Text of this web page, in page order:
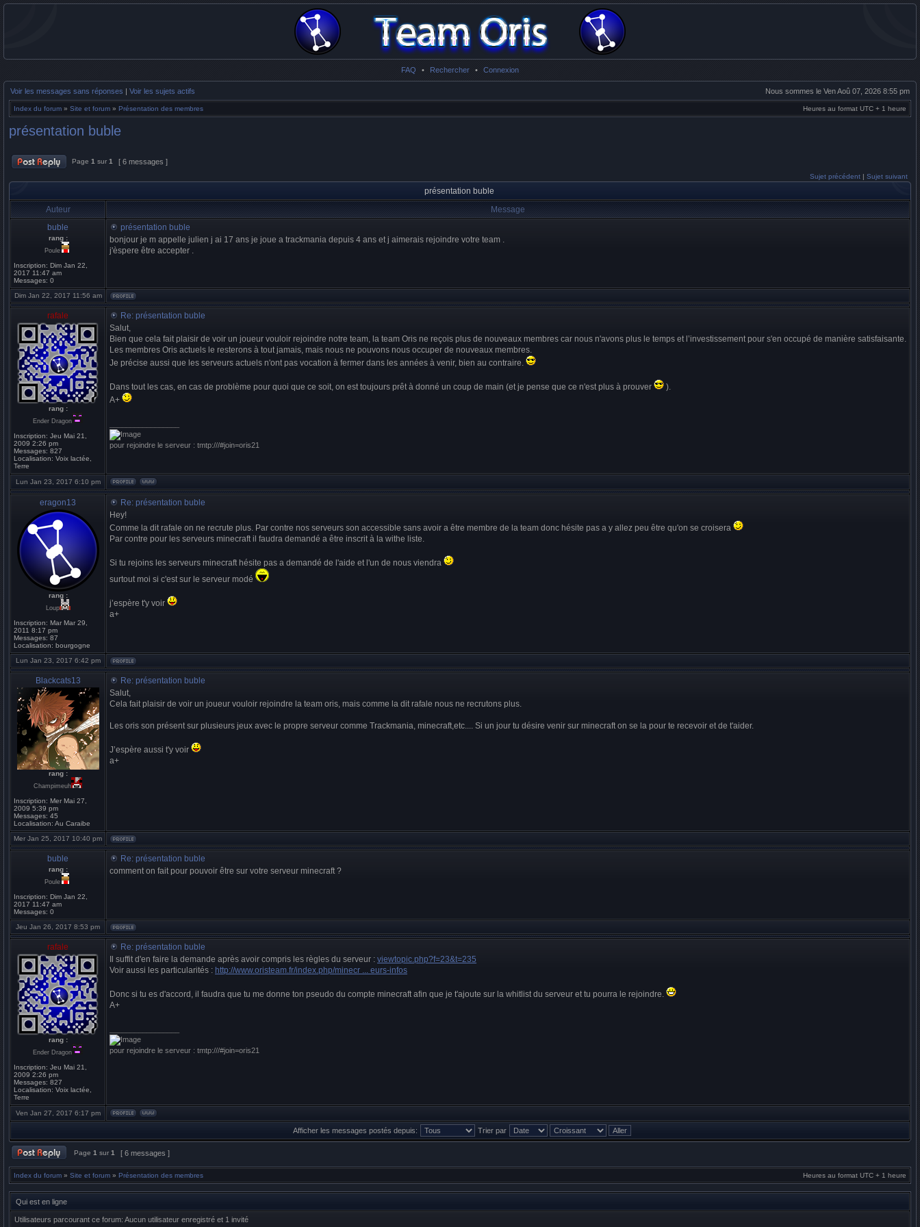
FAQ • Rechercher • Connexion
Voir les messages sans réponses | Voir les sujets actifs Nous sommes le Ven Aoû 07, 2026 8:55 pm
Index du forum » Site et forum » Présentation des membres Heures au format UTC + 1 heure
présentation buble
Page 1 sur 1 [ 6 messages ]
Sujet précédent | Sujet suivant
présentation buble
Auteur
Message
buble
rang :
Poule
Inscription: Dim Jan 22,
2017 11:47 am
Messages: 0
présentation buble
bonjour je m appelle julien j ai 17 ans je joue a trackmania depuis 4 ans et j aimerais rejoindre votre team .
j'èspere être accepter .
Dim Jan 22, 2017 11:56 am
rafale
rang :
Ender Dragon
Inscription: Jeu Mai 21,
2009 2:26 pm
Messages: 827
Localisation: Voix lactée,
Terre
Re: présentation buble
Salut,
Bien que cela fait plaisir de voir un joueur vouloir rejoindre notre team, la team Oris ne reçois plus de nouveaux membres car nous n'avons plus le temps et l’investissement pour s'en occupé de manière satisfaisante.
Les membres Oris actuels le resterons à tout jamais, mais nous ne pouvons nous occuper de nouveaux membres.
Je précise aussi que les serveurs actuels n'ont pas vocation à fermer dans les années à venir, bien au contraire.
Dans tout les cas, en cas de problème pour quoi que ce soit, on est toujours prêt à donné un coup de main (et je pense que ce n'est plus à prouver
).
A+
pour rejoindre le serveur : tmtp:///#join=oris21
Lun Jan 23, 2017 6:10 pm
eragon13
rang :
Loup
Inscription: Mar Mar 29,
2011 8:17 pm
Messages: 87
Localisation: bourgogne
Re: présentation buble
Hey!
Comme la dit rafale on ne recrute plus. Par contre nos serveurs son accessible sans avoir a être membre de la team donc hésite pas a y allez peu être qu'on se croisera
Par contre pour les serveurs minecraft il faudra demandé a être inscrit à la withe liste.
Si tu rejoins les serveurs minecraft hésite pas a demandé de l'aide et l'un de nous viendra
surtout moi si c'est sur le serveur modé
j’espère t'y voir
a+
Lun Jan 23, 2017 6:42 pm
Blackcats13
rang :
Champimeuh
Inscription: Mer Mai 27,
2009 5:39 pm
Messages: 45
Localisation: Au Caraibe
Re: présentation buble
Salut,
Cela fait plaisir de voir un joueur vouloir rejoindre la team oris, mais comme la dit rafale nous ne recrutons plus.
Les oris son présent sur plusieurs jeux avec le propre serveur comme Trackmania, minecraft,etc.... Si un jour tu désire venir sur minecraft on se la pour te recevoir et de t'aider.
J’espère aussi t'y voir
a+
Mer Jan 25, 2017 10:40 pm
buble
rang :
Poule
Inscription: Dim Jan 22,
2017 11:47 am
Messages: 0
Re: présentation buble
comment on fait pour pouvoir être sur votre serveur minecraft ?
Jeu Jan 26, 2017 8:53 pm
rafale
rang :
Ender Dragon
Inscription: Jeu Mai 21,
2009 2:26 pm
Messages: 827
Localisation: Voix lactée,
Terre
Re: présentation buble
Il suffit d'en faire la demande après avoir compris les règles du serveur : viewtopic.php?f=23&t=235
Voir aussi les particularités : http://www.oristeam.fr/index.php/minecr ... eurs-infos
Donc si tu es d'accord, il faudra que tu me donne ton pseudo du compte minecraft afin que je t'ajoute sur la whitlist du serveur et tu pourra le rejoindre.
A+
pour rejoindre le serveur : tmtp:///#join=oris21
Ven Jan 27, 2017 6:17 pm
Afficher les messages postés depuis: Trier par
Page 1 sur 1 [ 6 messages ]
Index du forum » Site et forum » Présentation des membres Heures au format UTC + 1 heure
Qui est en ligne
Utilisateurs parcourant ce forum: Aucun utilisateur enregistré et 1 invité